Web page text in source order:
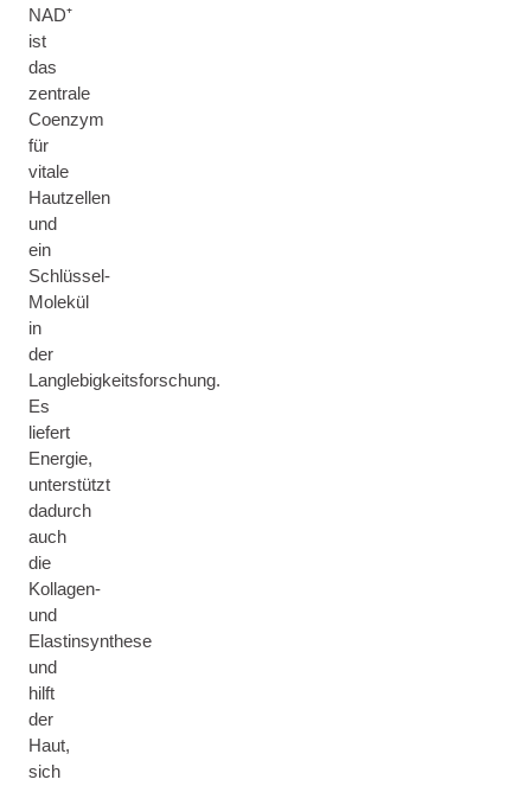
NAD⁺
ist
das
zentrale
Coenzym
für
vitale
Hautzellen
und
ein
Schlüssel-
Molekül
in
der
Langlebigkeitsforschung.
Es
liefert
Energie,
unterstützt
dadurch
auch
die
Kollagen-
und
Elastinsynthese
und
hilft
der
Haut,
sich